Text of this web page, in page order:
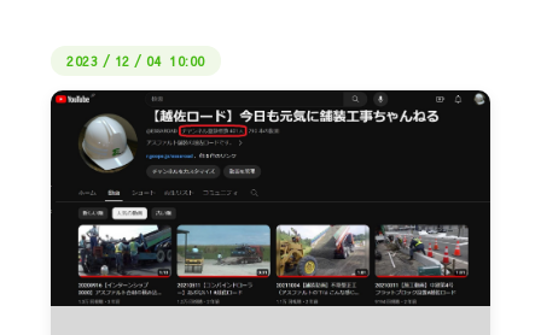
2023 / 12 / 04 10:00